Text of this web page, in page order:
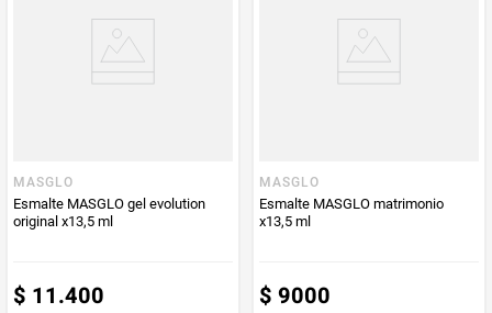
MASGLO
Esmalte MASGLO gel evolution
original x13,5 ml
$ 11.400
MASGLO
Esmalte MASGLO matrimonio
x13,5 ml
$ 9000